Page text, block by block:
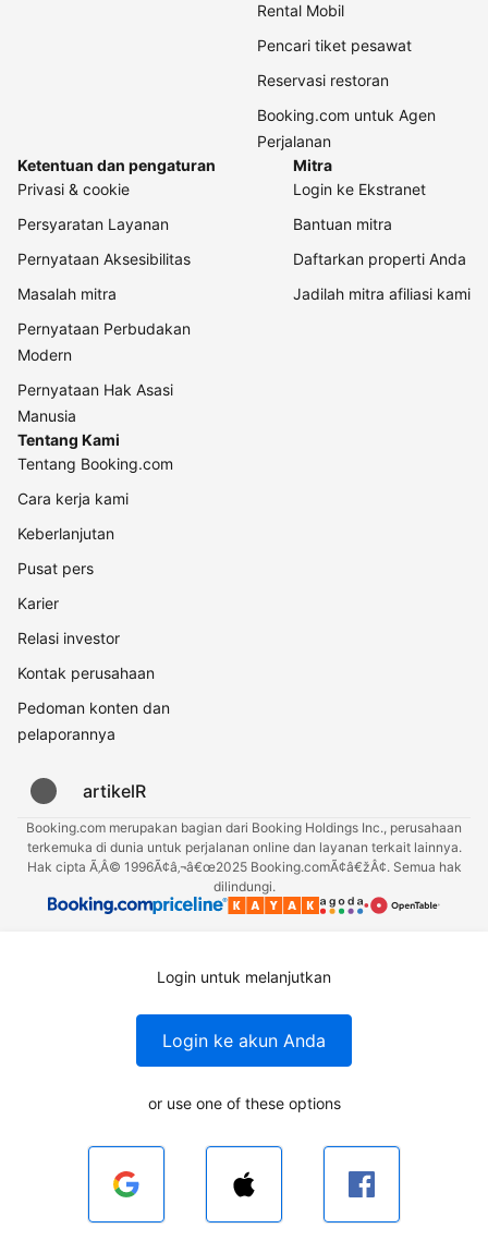
Rental Mobil
Pencari tiket pesawat
Reservasi restoran
Booking.com untuk Agen
Perjalanan
Ketentuan dan pengaturan
Privasi & cookie
Persyaratan Layanan
Pernyataan Aksesibilitas
Masalah mitra
Pernyataan Perbudakan
Modern
Pernyataan Hak Asasi
Manusia
Mitra
Login ke Ekstranet
Bantuan mitra
Daftarkan properti Anda
Jadilah mitra afiliasi kami
Tentang Kami
Tentang Booking.com
Cara kerja kami
Keberlanjutan
Pusat pers
Karier
Relasi investor
Kontak perusahaan
Pedoman konten dan
pelaporannya
artikelR
Booking.com merupakan bagian dari Booking Holdings Inc., perusahaan
terkemuka di dunia untuk perjalanan online dan layanan terkait lainnya.
Hak cipta Ã‚Â© 1996Ã¢â‚¬â€œ2025 Booking.comÃ¢â€žÂ¢. Semua hak
dilindungi.
Login untuk melanjutkan
Login ke akun Anda
or use one of these options